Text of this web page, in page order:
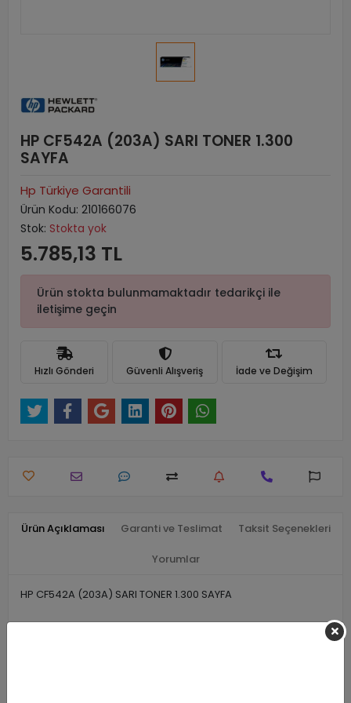
HP CF542A (203A) SARI TONER 1.300
SAYFA
Hp Türkiye Garantili
Ürün Kodu: 210166076
Stok: Stokta yok
5.785,13 TL
Ürün stokta bulunmamaktadır tedarikçi ile
iletişime geçin
Hızlı Gönderi Güvenli Alışveriş İade ve Değişim
Ürün Açıklaması Garanti ve Teslimat Taksit Seçenekleri
Yorumlar
HP CF542A (203A) SARI TONER 1.300 SAYFA